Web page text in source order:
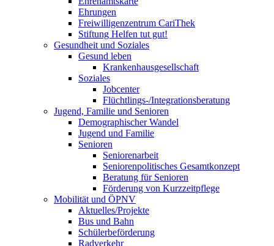
Ehrungen
Freiwilligenzentrum CariThek
Stiftung Helfen tut gut!
Gesundheit und Soziales
Gesund leben
Krankenhausgesellschaft
Soziales
Jobcenter
Flüchtlings-/Integrationsberatung
Jugend, Familie und Senioren
Demographischer Wandel
Jugend und Familie
Senioren
Seniorenarbeit
Seniorenpolitisches Gesamtkonzept
Beratung für Senioren
Förderung von Kurzzeitpflege
Mobilität und ÖPNV
Aktuelles/Projekte
Bus und Bahn
Schülerbeförderung
Radverkehr